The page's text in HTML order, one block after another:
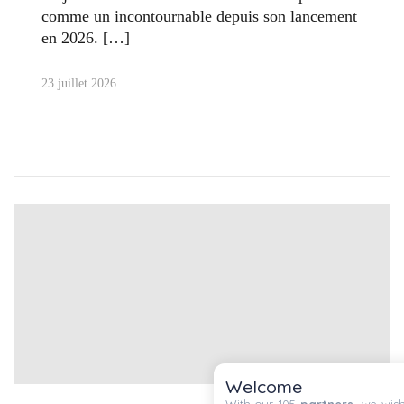
comme un incontournable depuis son lancement
en 2026.
23 juillet 2026
Welcome